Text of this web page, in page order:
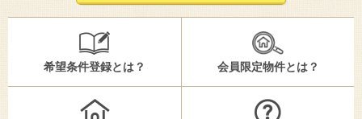
希望条件登録とは？ 会員限定物件とは？